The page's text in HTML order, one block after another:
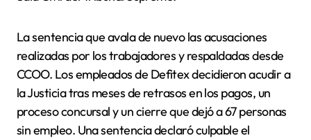
La sentencia que avala de nuevo las acusaciones
realizadas por los trabajadores y respaldadas desde
CCOO. Los empleados de Defitex decidieron acudir a
la Justicia tras meses de retrasos en los pagos, un
proceso concursal y un cierre que dejó a 67 personas
sin empleo. Una sentencia declaró culpable el